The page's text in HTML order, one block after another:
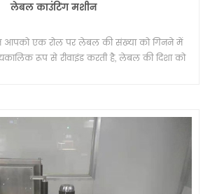
लेबल काउंटिंग मशीन
आपको एक रोल पर लेबल की संख्या को गिनने में
रूप से रीवाइंड करती है, लेबल की दिशा को